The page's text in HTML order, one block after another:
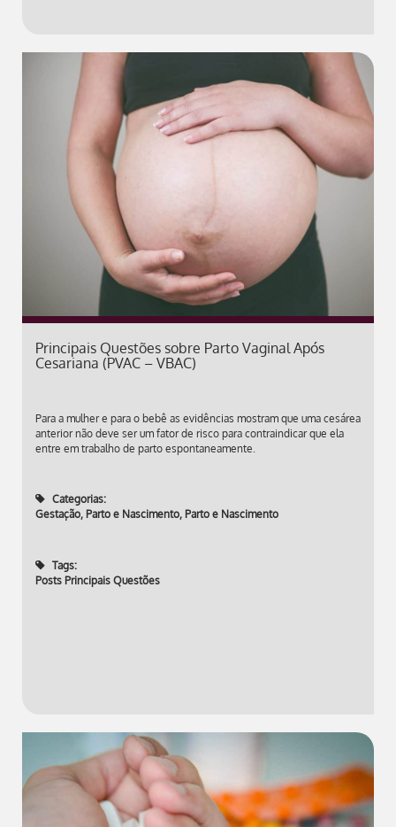
Principais Questões sobre Parto Vaginal Após
Cesariana (PVAC – VBAC)
Para a mulher e para o bebê as evidências mostram que uma cesárea
anterior não deve ser um fator de risco para contraindicar que ela
entre em trabalho de parto espontaneamente.
Categorias:
Gestação, Parto e Nascimento, Parto e Nascimento
Tags:
Posts Principais Questões